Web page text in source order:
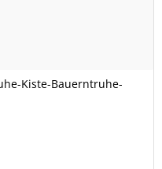
Kiste-Bauerntruhe-